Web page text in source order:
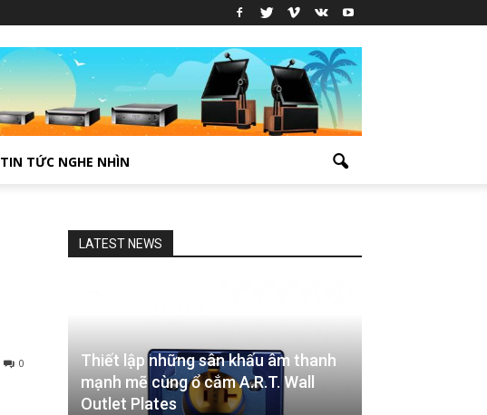
TIN TỨC NGHE NHÌN
0
LATEST NEWS
Thiết lập những sân khấu âm thanh
mạnh mẽ cùng ổ cắm A.R.T. Wall
Outlet Plates